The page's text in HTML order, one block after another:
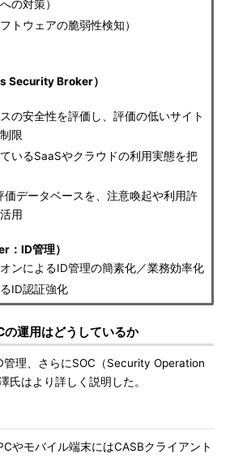
の対策）
トウェアの脆弱性検知）
Security Broker）
の安全性を評価し、評価の低いサイト
限
いるSaaSやクラウドの利用実態を把
価データベースを、注意喚起や利用許
用
ID管理）
ンによるID管理の簡素化／業務効率化
ID認証強化
運用はどうしているか
理、さらにSOC（Security Operation
氏はより詳しく説明した。
やモバイル端末にはCASBクライアント